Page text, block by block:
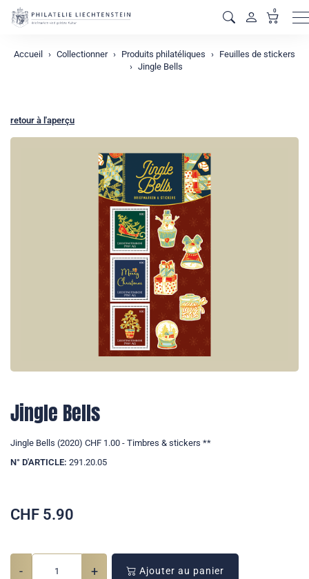
0
Accueil Collectionner Produits philatéliques
Feuilles de stickers
Jingle Bells
retour à l'aperçu
Jingle Bells
Jingle Bells (2020) CHF 1.00 - Timbres & stickers **
N° D'ARTICLE: 291.20.05
CHF 5.90
- + Ajouter au panier